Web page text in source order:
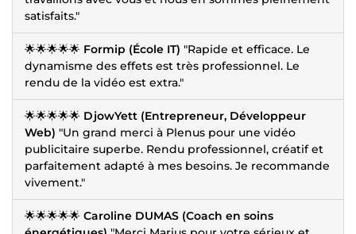
satisfaits."
🌟🌟🌟🌟🌟 Formip (École IT) "Rapide et efficace. Le
dynamisme des effets est très professionnel. Le
rendu de la vidéo est extra."
🌟🌟🌟🌟🌟 DjowYett (Entrepreneur, Développeur
Web) "Un grand merci à Plenus pour une vidéo
publicitaire superbe. Rendu professionnel, créatif et
parfaitement adapté à mes besoins. Je recommande
vivement."
🌟🌟🌟🌟🌟 Caroline DUMAS (Coach en soins